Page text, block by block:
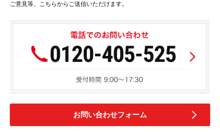
ご意見等、こちらからご送信いただけます。
お問い合わせフォーム